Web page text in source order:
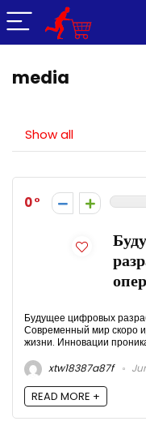
media
Show all
0
Будущее цифровых
Современный мир скоро
жизни. Инновации
xtw18387a87f
READ MORE +